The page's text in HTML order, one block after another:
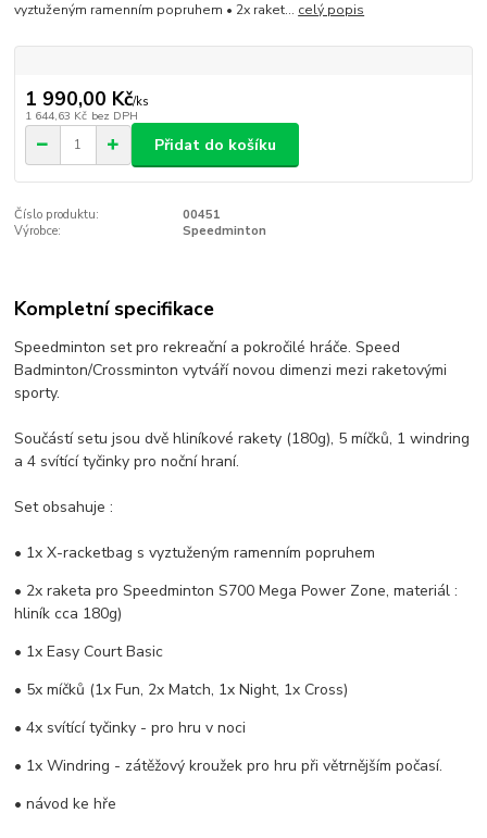
vyztuženým ramenním popruhem • 2x raket... celý popis
1 990,00 Kč/ks
1 644,63 Kč bez DPH
Přidat do košíku
Číslo produktu:
00451
Výrobce:
Speedminton
Kompletní specifikace
Speedminton set pro rekreační a pokročilé hráče. Speed
Badminton/Crossminton vytváří novou dimenzi mezi raketovými
sporty.
Součástí setu jsou dvě hliníkové rakety (180g), 5 míčků, 1 windring
a 4 svítící tyčinky pro noční hraní.
Set obsahuje :
• 1x X-racketbag s vyztuženým ramenním popruhem
• 2x raketa pro Speedminton S700 Mega Power Zone, materiál :
hliník cca 180g)
• 1x Easy Court Basic
• 5x míčků (1x Fun, 2x Match, 1x Night, 1x Cross)
• 4x svítící tyčinky - pro hru v noci
• 1x Windring - zátěžový kroužek pro hru při větrnějším počasí.
• návod ke hře